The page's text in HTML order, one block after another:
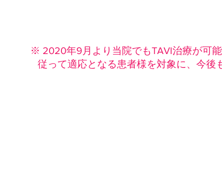
※ 2020年9月より当院でもTAVI治療が可
従って適応となる患者様を対象に、今後